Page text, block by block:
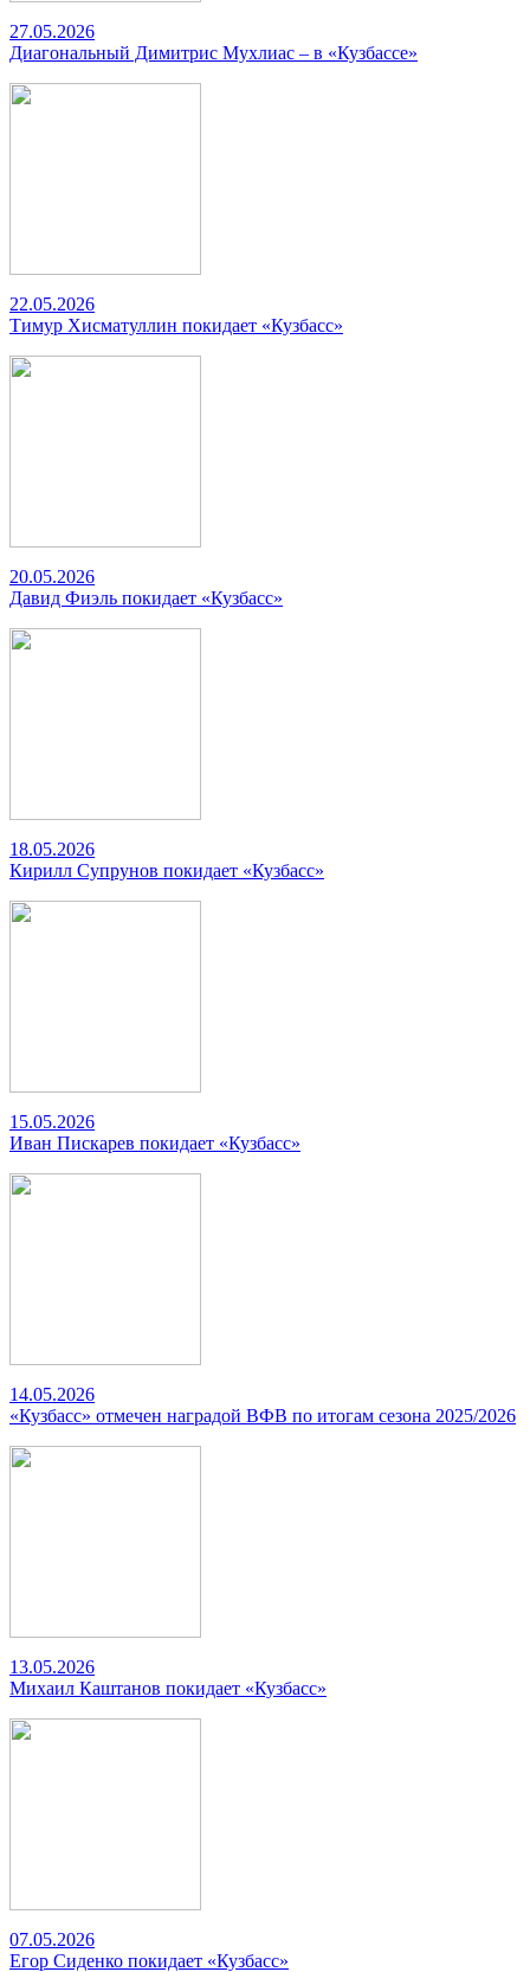
27.05.2026
Диагональный Димитрис Мухлиас – в «Кузбассе»
22.05.2026
Тимур Хисматуллин покидает «Кузбасс»
20.05.2026
Давид Фиэль покидает «Кузбасс»
18.05.2026
Кирилл Супрунов покидает «Кузбасс»
15.05.2026
Иван Пискарев покидает «Кузбасс»
14.05.2026
«Кузбасс» отмечен наградой ВФВ по итогам сезона 2025/2026
13.05.2026
Михаил Каштанов покидает «Кузбасс»
07.05.2026
Егор Сиденко покидает «Кузбасс»